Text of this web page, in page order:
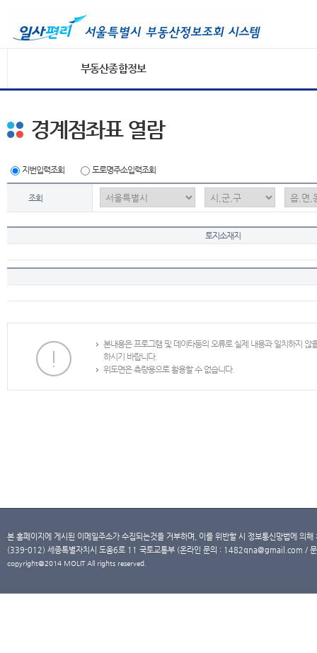
부동산종합정보
경계점좌표 열람
지번입력조회 도로명주소입력조회
조회
토지소재지
본내용은 프로그램 및 데이타등의 오류로 실제 내용과 일치하지
하시기 바랍니다.
위도면은 측량용으로 활용할 수 없습니다.
본 홈페이지에 게시된 이메일주소가 수집되는것을 거부하며, 이를 위반할 시 정보통신망법에 의
(339-012) 세종특별자치시 도움6로 11 국토교통부 (온라인 문의 : 1482qna@gmail.com /
copyright@2014 MOLIT All rights reserved.